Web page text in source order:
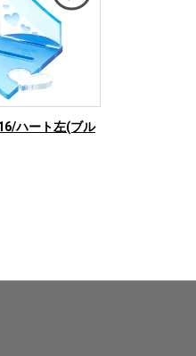
ハート左(ブル